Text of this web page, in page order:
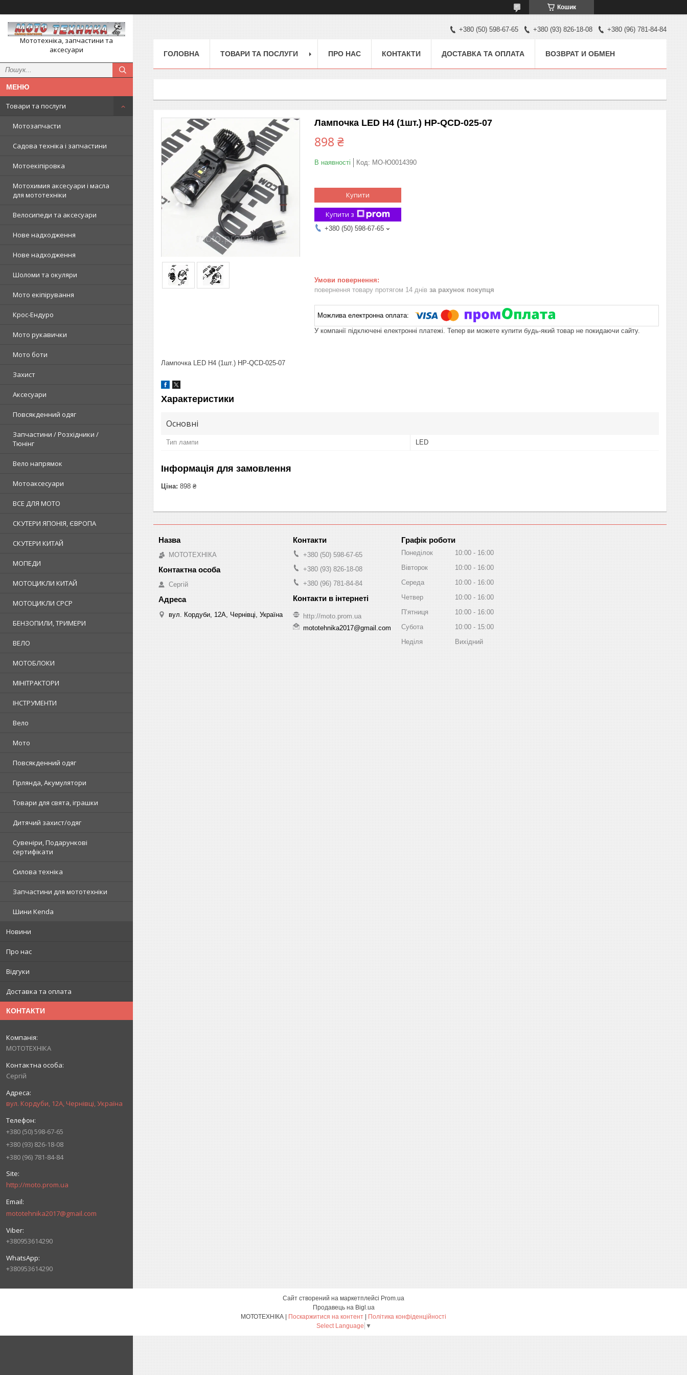
Кошик
Мототехніка, запчастини та
аксесуари
Товари та послуги
Мотозапчасти
Садова техніка і запчастини
Мотоекіпіровка
Мотохимия аксесуари і масла
для мототехніки
Велосипеди та аксесуари
Нове надходження
Нове надходження
Шоломи та окуляри
Мото екіпірування
Крос-Ендуро
Мото рукавички
Мото боти
Захист
Аксесуари
Повсякденний одяг
Запчастини / Розхідники /
Тюнінг
Вело напрямок
Мотоаксесуари
ВСЕ ДЛЯ МОТО
СКУТЕРИ ЯПОНІЯ, ЄВРОПА
СКУТЕРИ КИТАЙ
МОПЕДИ
МОТОЦИКЛИ КИТАЙ
МОТОЦИКЛИ СРСР
БЕНЗОПИЛИ, ТРИМЕРИ
ВЕЛО
МОТОБЛОКИ
МІНІТРАКТОРИ
ІНСТРУМЕНТИ
Вело
Мото
Повсякденний одяг
Гірлянда, Акумулятори
Товари для свята, іграшки
Дитячий захист/одяг
Сувеніри, Подарункові
сертифікати
Силова техніка
Запчастини для мототехніки
Шини Kenda
Новини
Про нас
Відгуки
Доставка та оплата
КОНТАКТИ
МОТОТЕХНІКА
Сергій
вул. Кордуби, 12А, Чернівці, Україна
+380 (50) 598-67-65
+380 (93) 826-18-08
+380 (96) 781-84-84
http://moto.prom.ua
mototehnika2017@gmail.com
+380953614290
+380953614290
+380 (50) 598-67-65 +380 (93) 826-18-08 +380 (96) 781-84-84
ГОЛОВНА ТОВАРИ ТА ПОСЛУГИ ПРО НАС КОНТАКТИ ДОСТАВКА ТА ОПЛАТА ВОЗВРАТ И ОБМЕН
Лампочка LED H4 (1шт.) HP-QCD-025-07
898 ₴
В наявності Код: MO-Ю0014390
Купити
Купити з
+380 (50) 598-67-65
повернення товару протягом 14 днів за рахунок покупця
У компанії підключені електронні платежі. Тепер ви можете купити будь-який товар не покидаючи сайту.
Лампочка LED H4 (1шт.) HP-QCD-025-07
Характеристики
Основні
Тип лампи LED
Інформація для замовлення
Ціна: 898 ₴
МОТОТЕХНІКА
Сергій
вул. Кордуби, 12А, Чернівці, Україна
+380 (50) 598-67-65
+380 (93) 826-18-08
+380 (96) 781-84-84
http://moto.prom.ua
mototehnika2017@gmail.com
Графік роботи
Понеділок 10:00
16:00
Вівторок
10:00
16:00
Середа
10:00
16:00
Четвер
10:00
16:00
Пʼятниця
10:00
16:00
Субота
10:00
15:00
Неділя
Вихідний
Сайт створений на маркетплейсі Prom.ua
Продавець на Bigl.ua
МОТОТЕХНІКА | Поскаржитися на контент | Політика конфіденційності
Select Language ▼